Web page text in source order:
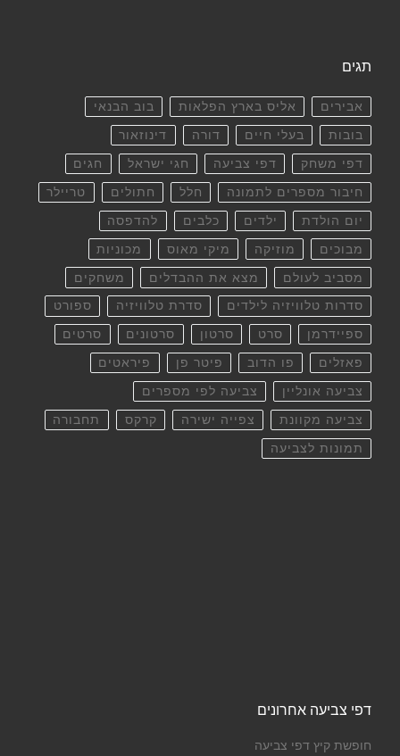
תגים
אבירים אליס בארץ הפלאות בוב הבנאי
בובות בעלי חיים דורה דינוזאור
דפי משחק דפי צביעה חגי ישראל חגים
חיבור מספרים לתמונה חלל חתולים טריילר
יום הולדת ילדים כלבים להדפסה
מבוכים מוזיקה מיקי מאוס מכוניות
מסביב לעולם מצא את ההבדלים משחקים
סדרות טלוויזיה לילדים סדרת טלוויזיה ספורט
ספיידרמן סרט סרטון סרטונים סרטים
פאזלים פו הדוב פיטר פן פיראטים
צביעה אונליין צביעה לפי מספרים
צביעה מקוונת צפייה ישירה קרקס תחבורה
תמונות לצביעה
דפי צביעה אחרונים
חופשת קיץ דפי צביעה